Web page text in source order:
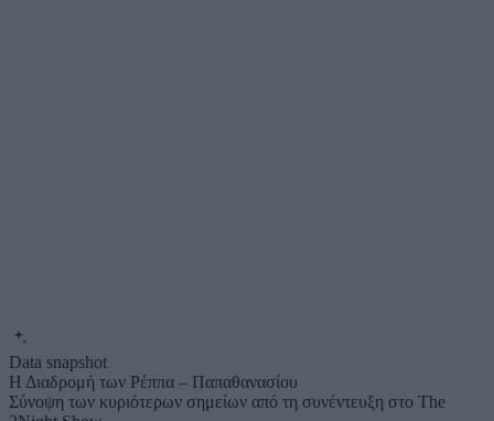
Data snapshot
Η Διαδρομή των Ρέππα – Παπαθανασίου
Σύνοψη των κυριότερων σημείων από τη συνέντευξη στο The